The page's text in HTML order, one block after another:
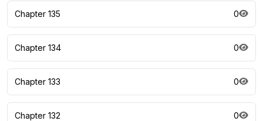
Chapter 135 0
Chapter 134 0
Chapter 133 0
Chapter 132 0